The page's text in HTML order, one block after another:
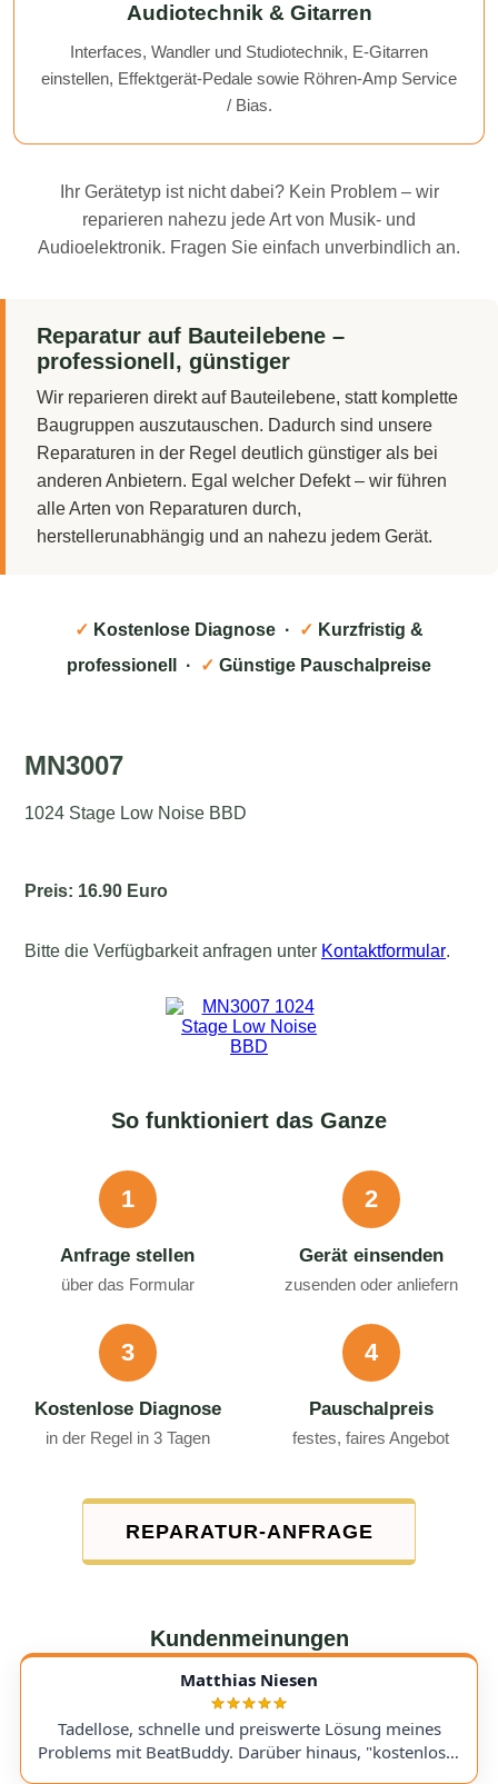
Audiotechnik & Gitarren
Interfaces, Wandler und Studiotechnik, E-Gitarren
einstellen, Effektgerät-Pedale sowie Röhren-Amp Service
/ Bias.
Ihr Gerätetyp ist nicht dabei? Kein Problem – wir
reparieren nahezu jede Art von Musik- und
Audioelektronik. Fragen Sie einfach unverbindlich an.
Reparatur auf Bauteilebene –
professionell, günstiger
Wir reparieren direkt auf Bauteilebene, statt komplette
Baugruppen auszutauschen. Dadurch sind unsere
Reparaturen in der Regel deutlich günstiger als bei
anderen Anbietern. Egal welcher Defekt – wir führen
alle Arten von Reparaturen durch,
herstellerunabhängig und an nahezu jedem Gerät.
✓ Kostenlose Diagnose · ✓ Kurzfristig &
professionell ·
✓ Günstige Pauschalpreise
MN3007
1024 Stage Low Noise BBD
Preis: 16.90 Euro
Bitte die Verfügbarkeit anfragen unter Kontaktformular.
So funktioniert das Ganze
1
Anfrage stellen
über das Formular
2
Gerät einsenden
zusenden oder anliefern
3
Kostenlose Diagnose
in der Regel in 3 Tagen
4
Pauschalpreis
festes, faires Angebot
REPARATUR-ANFRAGE
Kundenmeinungen
Matthias Niesen
Tadellose, schnelle und preiswerte Lösung meines
Problems mit BeatBuddy. Darüber hinaus, "kostenloser